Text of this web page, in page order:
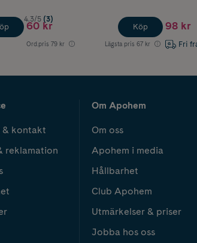
4.3/5 (3)
60 kr
Ord.pris 79 kr Lägsta pris 67 kr
Köp 98 kr
Fri
& kontakt
reklamation
Om Apohem
Om oss
Apohem i media
Hållbarhet
Club Apohem
Utmärkelser & priser
Jobba hos oss